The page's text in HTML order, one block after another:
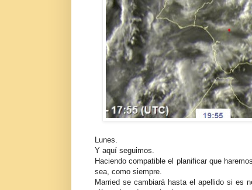
Lunes.
Y aquí seguimos.
Haciendo compatible el planificar que
sea, como siempre.
Married se cambiará hasta el apellido si es